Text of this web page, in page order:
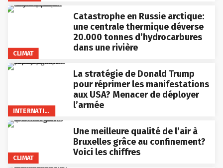
CLIMAT
Catastrophe en Russie arctique:
une centrale thermique déverse
20.000 tonnes d’hydrocarbures
dans une rivière
INTERNATIONAL
La stratégie de Donald Trump
pour réprimer les manifestations
aux USA? Menacer de déployer
l’armée
CLIMAT
Une meilleure qualité de l’air à
Bruxelles grâce au confinement?
Voici les chiffres